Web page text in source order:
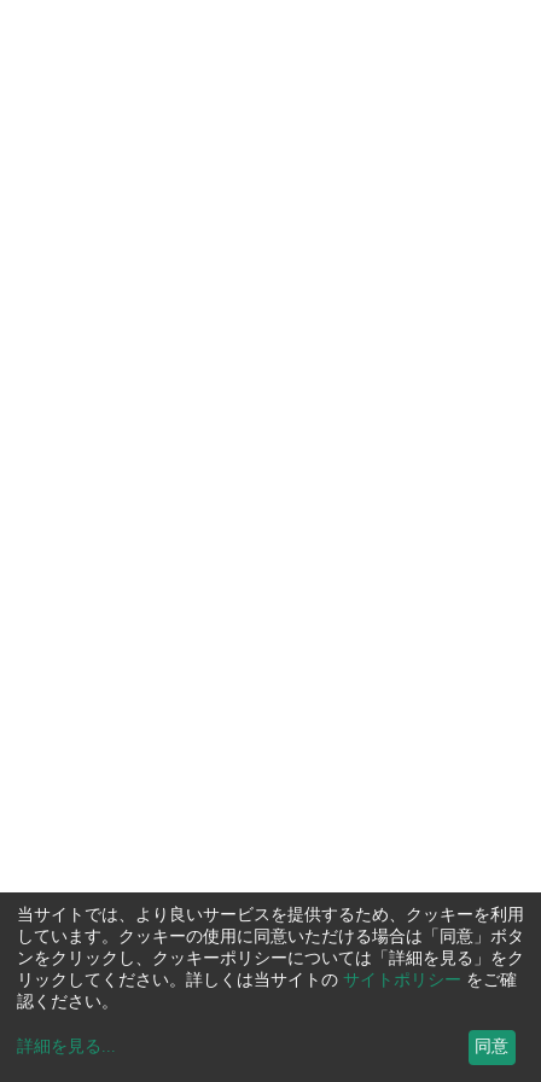
当サイトでは、より良いサービスを提供するため、クッキーを利用
しています。クッキーの使用に同意いただける場合は「同意」ボタ
ンをクリックし、クッキーポリシーについては「詳細を見る」をク
リックしてください。詳しくは当サイトの サイトポリシー をご確
認ください。
詳細を見る ... 同意